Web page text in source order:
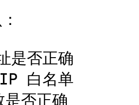
否正确
白名单
否正确